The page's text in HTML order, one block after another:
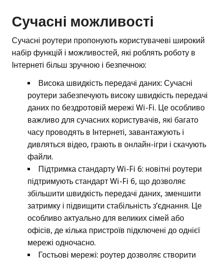
Сучасні можливості
Сучасні роутери пропонують користувачеві широкий
набір функцій і можливостей, які роблять роботу в
Інтернеті більш зручною і безпечною:
Висока швидкість передачі даних: Сучасні
роутери забезпечують високу швидкість передачі
даних по бездротовій мережі Wi-Fi. Це особливо
важливо для сучасних користувачів, які багато
часу проводять в Інтернеті, завантажують і
дивляться відео, грають в онлайн-ігри і скачують
файли.
Підтримка стандарту Wi-Fi 6: новітні роутери
підтримують стандарт Wi-Fi 6, що дозволяє
збільшити швидкість передачі даних, зменшити
затримку і підвищити стабільність з’єднання. Це
особливо актуально для великих сімей або
офісів, де кілька пристроїв підключені до однієї
мережі одночасно.
Гостьові мережі: роутер дозволяє створити